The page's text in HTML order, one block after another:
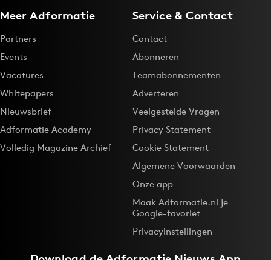
Meer Adformatie
Partners
Events
Vacatures
Whitepapers
Nieuwsbrief
Adformatie Academy
Volledig Magazine Archief
Service & Contact
Contact
Abonneren
Teamabonnementen
Adverteren
Veelgestelde Vragen
Privacy Statement
Cookie Statement
Algemene Voorwaarden
Onze app
Maak Adformatie.nl je
Google-favoriet
Privacyinstellingen